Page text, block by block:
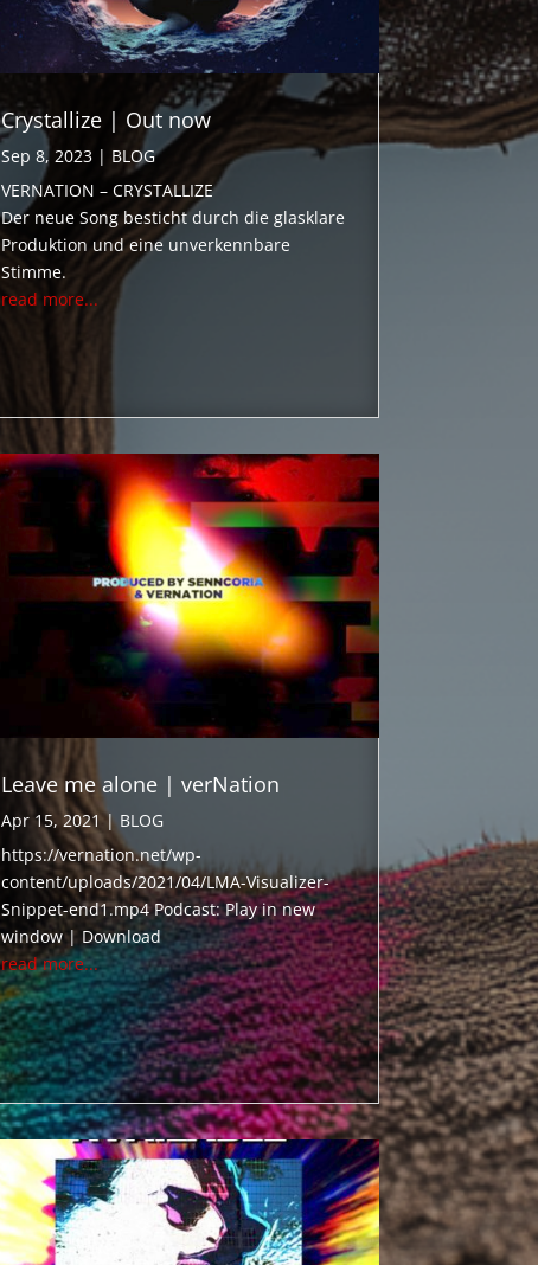
Crystallize | Out now
Sep 8, 2023 | BLOG
VERNATION – CRYSTALLIZE
Der neue Song besticht durch die glasklare
Produktion und eine unverkennbare
Stimme.
read more...
Leave me alone | verNation
Apr 15, 2021| BLOG
https://vernation.net/wp-
content/uploads/2021/04/LMA-Visualizer-
Snippet-end1.mp4 Podcast: Play in new
window | Download
read more...